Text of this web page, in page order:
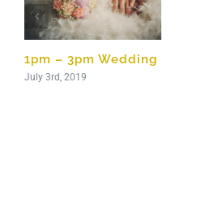
1pm – 3pm Wedding
July 3rd, 2019